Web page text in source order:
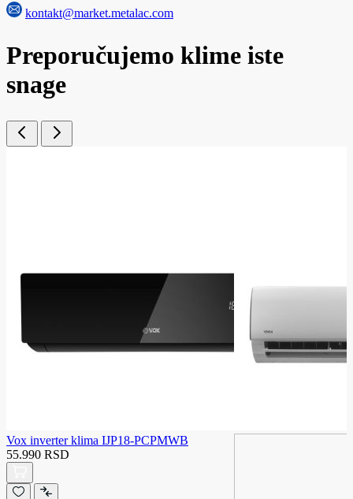
kontakt@market.metalac.com
Preporučujemo klime iste
snage
Vox inverter klima IJP18-PCPMWB
55.990 RSD